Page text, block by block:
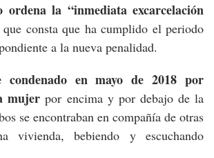
ordena la “inmediata excarcelación
que consta que ha cumplido el periodo
a la nueva penalidad.
en mayo de 2018 por
mujer por encima y por debajo de la
se encontraban en compañía de otras
vivienda, bebiendo y escuchando